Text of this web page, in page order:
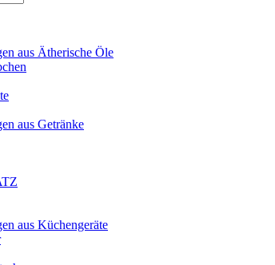
aus Ätherische Öle
aus Getränke
aus Küchengeräte